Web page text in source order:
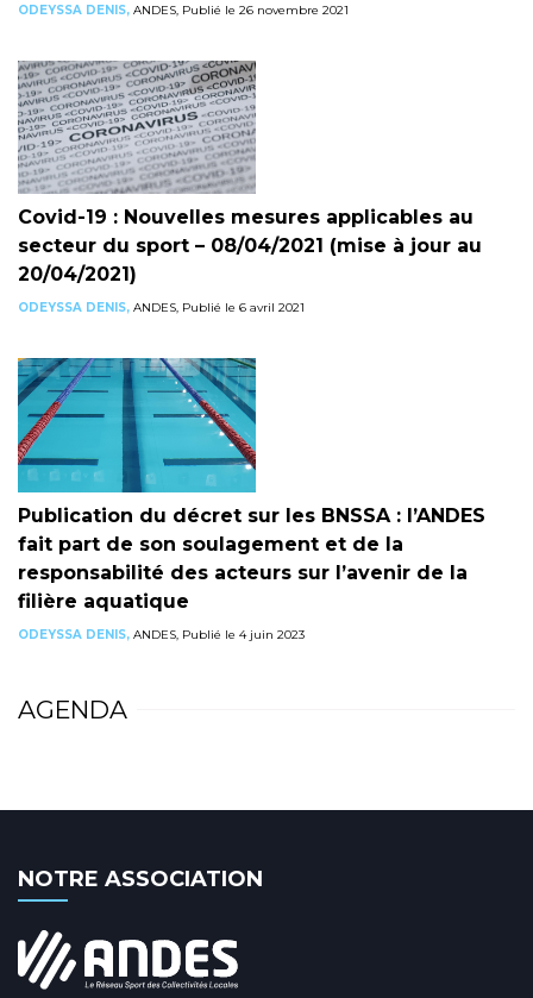
ODEYSSA DENIS, ANDES, Publié le 26 novembre 2021
Covid-19 : Nouvelles mesures applicables au
secteur du sport – 08/04/2021 (mise à jour au
20/04/2021)
ODEYSSA DENIS, ANDES, Publié le 6 avril 2021
Publication du décret sur les BNSSA : l’ANDES
fait part de son soulagement et de la
responsabilité des acteurs sur l’avenir de la
filière aquatique
ODEYSSA DENIS, ANDES, Publié le 4 juin 2023
AGENDA
NOTRE ASSOCIATION